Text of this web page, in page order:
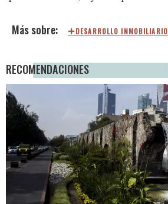
DESARROLLO INMOBILIARIO
RECOMENDACIONES